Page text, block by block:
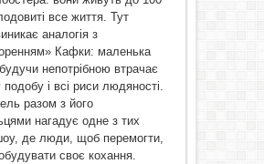
все життя. Тут
аналогія з
Кафки: маленька
непотрібною втрачає
і всі риси людяності.
разом з його
нагадує одне з тих
де люди, щоб перемогти,
своє кохання.